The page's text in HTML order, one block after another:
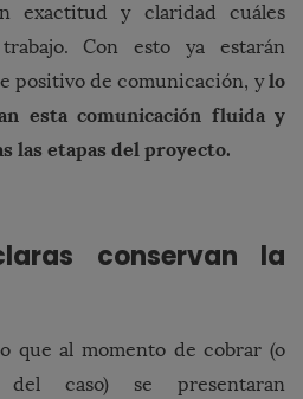
exactitud y claridad cuáles
Con esto ya estarán
positivo de comunicación, ylo
esta comunicación fluida y
las etapas del proyecto.
conservan la
que al momento de cobrar (o
del caso) se presentaran